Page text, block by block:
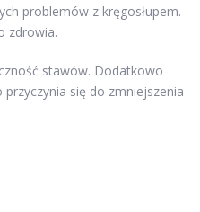
problemów z kręgosłupem.
zdrowia.
stawów. Dodatkowo
się do zmniejszenia